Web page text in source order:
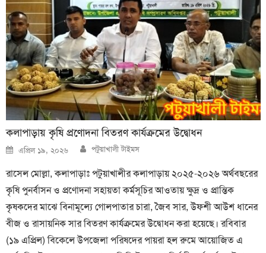
কলাপাড়ায় কৃষি প্রণোদনা বিতরণ কার্যক্রমের উদ্বোধন
Posted
on
এপ্রিল ১৯, ২০২৬ Author
পটুয়াখালী টাইমস
রাসেল মোল্লা, কলাপাড়াঃ পটুয়াখালীর কলাপাড়ায় ২০২৫-২০২৬ অর্থবছরের
কৃষি পুনর্বাসন ও প্রণোদনা সহায়তা কর্মসূচির আওতায় ক্ষুদ্র ও প্রান্তিক
কৃষকদের মাঝে বিনামূল্যে গোলপাতার চারা, জৈব সার, উফশী আউশ ধানের
বীজ ও রাসায়নিক সার বিতরণ কার্যক্রমের উদ্বোধন করা হয়েছে। রবিবার
(১৯ এপ্রিল) বিকেলে উপজেলা পরিষদের পায়রা হল রুমে আয়োজিত এ